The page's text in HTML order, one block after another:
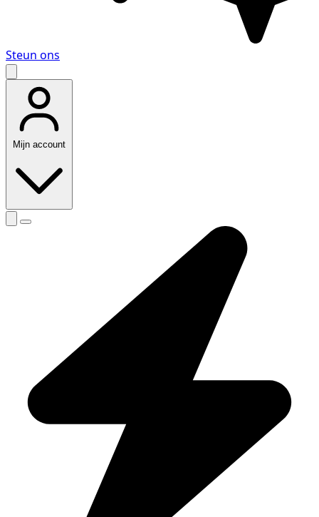
Steun ons
Mijn account